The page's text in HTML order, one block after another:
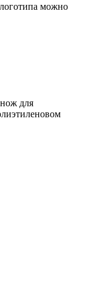
можно
для